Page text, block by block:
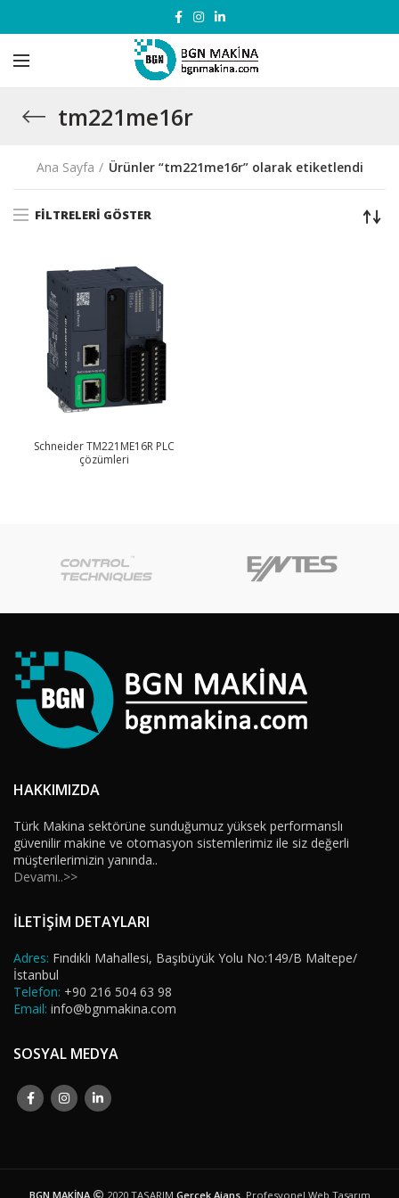
tm221me16r
Ana Sayfa Ürünler “tm221me16r” olarak etiketlendi
FILTRELERI GÖSTER
Schneider TM221ME16R PLC
çözümleri
HAKKIMIZDA
Türk Makina sektörüne sunduğumuz yüksek performanslı
güvenilir makine ve otomasyon sistemlerimiz ile siz değerli
müşterilerimizin yanında..
Devamı..>>
İLETİŞİM DETAYLARI
Adres: Fındıklı Mahallesi, Başıbüyük Yolu No:149/B Maltepe/
İstanbul
Telefon: +90 216 504 63 98
Email: info@bgnmakina.com
SOSYAL MEDYA
BGN MAKİNA 2020 TASARIM Gerçek Ajans. Profesyonel Web Tasarım